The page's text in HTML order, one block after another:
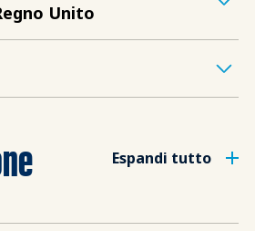
Unito
Espandi tutto